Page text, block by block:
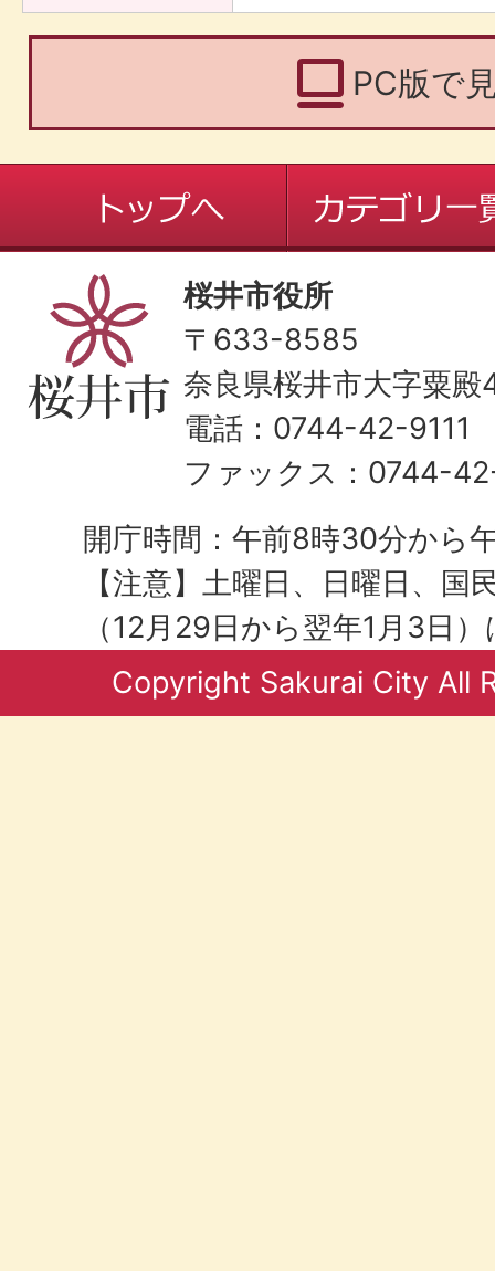
PC版で
桜井市役所
〒633-8585
奈良県桜井市大字粟
電話：0744-42-9111
ファックス：0744-
開庁時間：午前8時30分から
【注意】土曜日、日曜日、国
（12月29日から翌年1月3日
Copyright Sakurai City All